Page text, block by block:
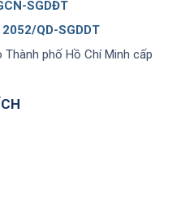
SGDĐT
2052/QD-SGDDT
phố Hồ Chí Minh cấp